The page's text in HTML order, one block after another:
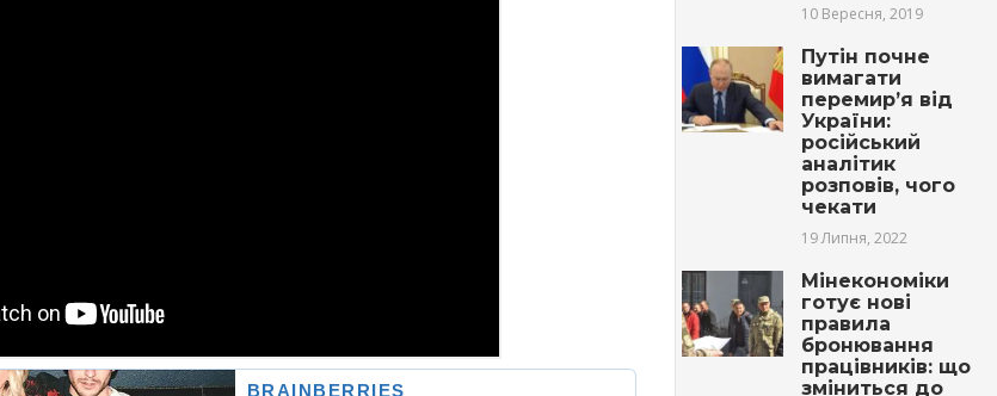
10 Вересня, 2019
Путін почне
вимагати
перемир’я від
України:
російський
аналітик
розповів, чого
чекати
19 Липня, 2022
Мінекономіки
готує нові
правила
бронювання
працівників: що
зміниться до